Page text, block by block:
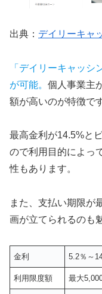
出典： デイリーキャ
「デイリーキャッ
が可能。 個人事業主
額が高いのが特徴で
最高金利が14.5%と
ので利用目的によっ
性もあります。
また、支払い期限が
画が立てられるのも
金利 5.2％～
利用限度額 最大